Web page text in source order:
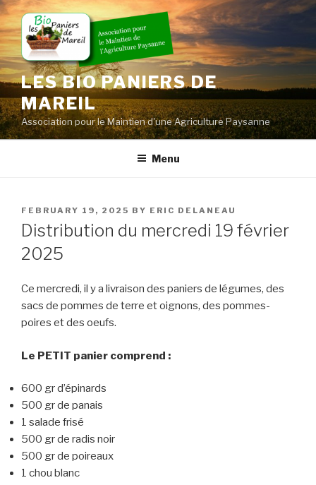
Skip
to
content
LES BIO PANIERS DE
MAREIL
Association pour le Maintien d'une Agriculture Paysanne
Menu
POSTED
ON
FEBRUARY 19, 2025 BY ERIC DELANEAU
Distribution du mercredi 19 février
2025
Ce mercredi, il y a livraison des paniers de légumes, des
sacs de pommes de terre et oignons, des pommes-
poires et des oeufs.
Le PETIT panier comprend :
600 gr d’épinards
500 gr de panais
1 salade frisé
500 gr de radis noir
500 gr de poireaux
1 chou blanc